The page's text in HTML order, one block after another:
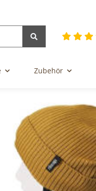
Zubehör